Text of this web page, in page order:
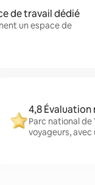
de travail dédié
un espace de
4,8 Évaluation
Parc national
voyageurs, avec